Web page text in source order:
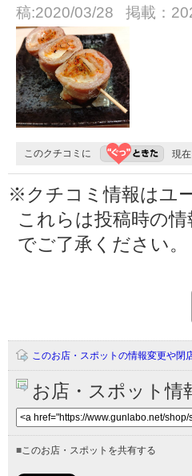
稿:2020/03/28 掲載：
このクチコミに 現在
※クチコミ情報はユ
これらは投稿時の
でご了承ください。
このお店・スポットの情報変更や閉
お店・スポット情
■このお店・スポットを共有する